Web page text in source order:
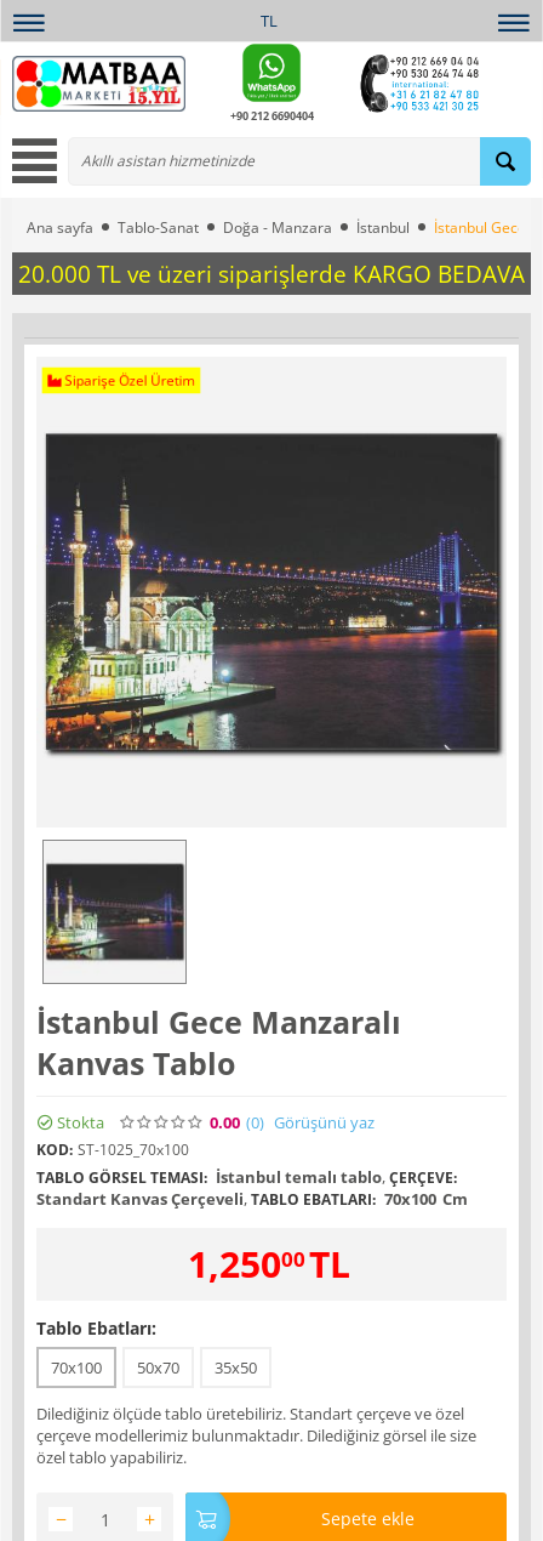
TL
+90 212 6690404
Ana sayfa Tablo-Sanat Doğa - Manzara İstanbul İstanbul Gece
20.000 TL ve üzeri siparişlerde KARGO BEDAVA
Siparişe Özel Üretim
İstanbul Gece Manzaralı
Kanvas Tablo
Stokta 0.00 (0) Görüşünü yaz
KOD: ST-1025_70x100
TABLO GÖRSEL TEMASI: İstanbul temalı tablo,ÇERÇEVE:
Standart Kanvas Çerçeveli,TABLO EBATLARI: 70x100 Cm
1,25000TL
Tablo Ebatları:
70x100 50x70 35x50
Dilediğiniz ölçüde tablo üretebiliriz. Standart çerçeve ve özel
çerçeve modellerimiz bulunmaktadır. Dilediğiniz görsel ile size
özel tablo yapabiliriz.
+
− Sepete ekle